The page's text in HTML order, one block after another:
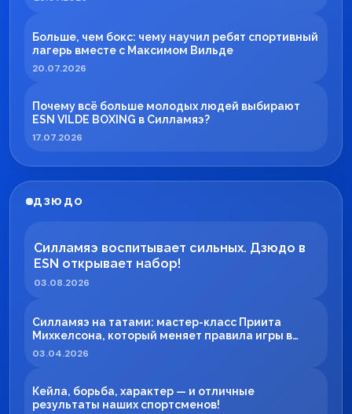
Больше, чем бокс: чему научил ребят спортивный
лагерь вместе с Максимом Вильде
20.07.2026
Почему всё больше молодых людей выбирают
ESN VILDE BOXING в Силламяэ?
17.07.2026
ДЗЮДО
Силламяэ воспитывает сильных. Дзюдо в
ESN открывает набор!
03.08.2026
Силламяэ на татами: мастер-класс Приита
Михкелсона, который меняет правила игры в
регионе
03.04.2026
Кейла, борьба, характер — и отличные
результаты наших спортсменов!